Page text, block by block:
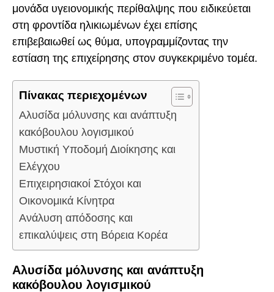
μονάδα υγειονομικής περίθαλψης που ειδικεύεται
στη φροντίδα ηλικιωμένων έχει επίσης
επιβεβαιωθεί ως θύμα, υπογραμμίζοντας την
εστίαση της επιχείρησης στον συγκεκριμένο τομέα.
Πίνακας περιεχομένων
Αλυσίδα μόλυνσης και ανάπτυξη
κακόβουλου λογισμικού
Μυστική Υποδομή Διοίκησης και
Ελέγχου
Επιχειρησιακοί Στόχοι και
Οικονομικά Κίνητρα
Ανάλυση απόδοσης και
επικαλύψεις στη Βόρεια Κορέα
Αλυσίδα μόλυνσης και ανάπτυξη
κακόβουλου λογισμικού